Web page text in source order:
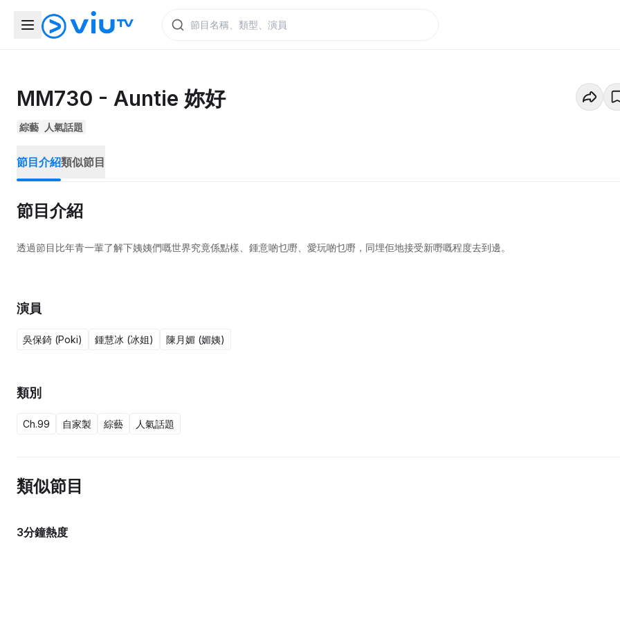
MM730 - Auntie 妳好
綜藝 人氣話題
節目介紹類似節目
節目介紹
透過節目比年青一輩了解下姨姨們嘅世界究竟係點樣、鍾意啲乜嘢、愛玩啲乜嘢，同埋佢地接受新嘢嘅程度去到邊。
演員
吳保錡 (Poki) 鍾慧冰 (冰姐) 陳月媚 (媚姨)
類別
Ch.99 自家製 綜藝 人氣話題
類似節目
3分鐘熱度